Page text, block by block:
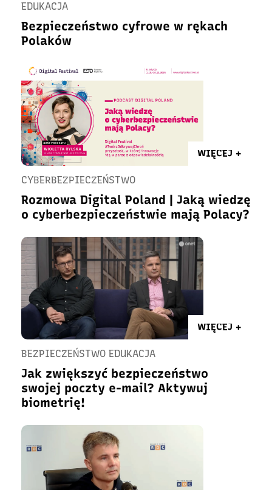
EDUKACJA
Bezpieczeństwo cyfrowe w rękach
Polaków
WIĘCEJ +
CYBERBEZPIECZEŃSTWO
Rozmowa Digital Poland | Jaką wiedzę
o cyberbezpieczeństwie mają Polacy?
WIĘCEJ +
BEZPIECZEŃSTWO EDUKACJA
Jak zwiększyć bezpieczeństwo
swojej poczty e-mail? Aktywuj
biometrię!